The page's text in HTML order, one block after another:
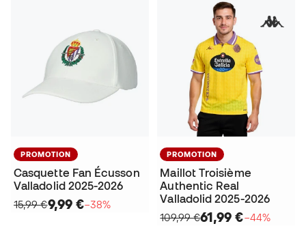
PROMOTION
Casquette Fan Écusson
Valladolid 2025-2026
15,99 €9,99 €−38%
PROMOTION
Maillot Troisième
Authentic Real
Valladolid 2025-2026
109,99 €61,99 €−44%